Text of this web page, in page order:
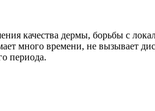
качества дермы, борьбы с
много времени, не вызывает
периода.